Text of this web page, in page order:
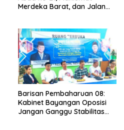
Merdeka Barat, dan Jalan
Barisan Pembaharuan 08:
Kabinet Bayangan Oposisi
Jangan Ganggu Stabilitas